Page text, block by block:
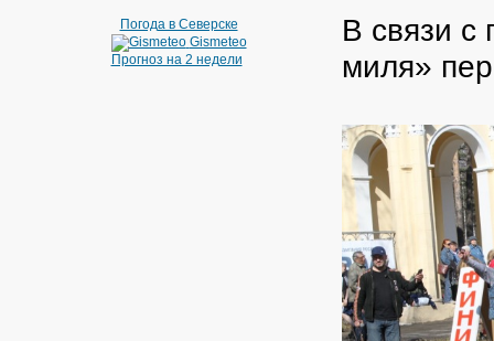
Погода в Северске
Gismeteo
Прогноз на 2 недели
В связи с
миля»